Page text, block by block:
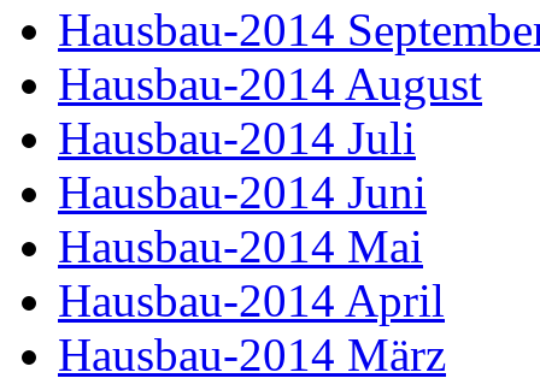
Hausbau-2014
Hausbau-2014 August
Hausbau-2014 Juli
Hausbau-2014 Juni
Hausbau-2014 Mai
Hausbau-2014 April
Hausbau-2014 März